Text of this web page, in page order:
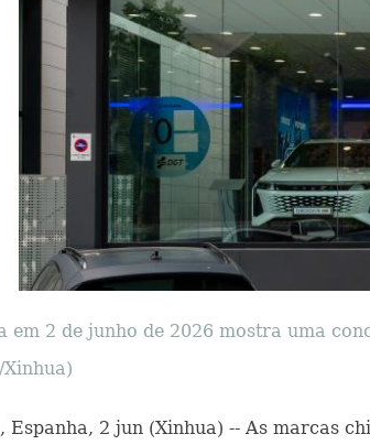
em 2 de junho de 2026 mostra uma
Xinhua)
Espanha, 2 jun (Xinhua) -- As marcas